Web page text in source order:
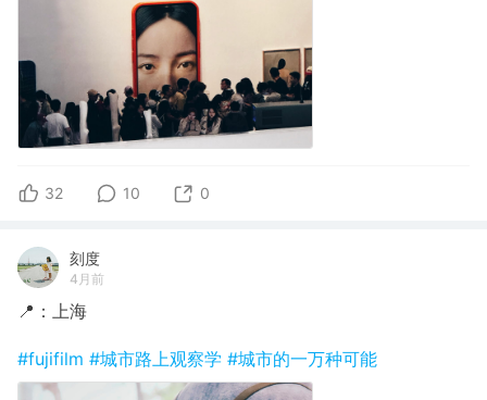
32 10 0
刻度
4月前
📍：上海
#fujifilm #城市路上观察学 #城市的一万种可能